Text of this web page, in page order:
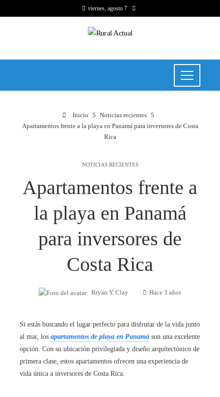
viernes, agosto 7
Inicio
Noticias recientes
Apartamentos frente a la playa en Panamá para inversores de Costa
Rica
NOTICIAS RECIENTES
Apartamentos frente a
la playa en Panamá
para inversores de
Costa Rica
Bryan Y. Clay Hace 3 años
Si estás buscando el lugar perfecto para disfrutar de la vida junto
al mar, los apartamentos de playa en Panamá son una excelente
opción. Con su ubicación privilegiada y diseño arquitectónico de
primera clase, estos apartamentos ofrecen una experiencia de
vida única a inversores de Costa Rica.